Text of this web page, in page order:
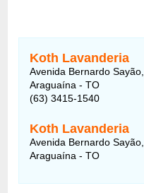
Koth Lavanderia
Avenida Bernardo
Araguaína - TO
(63) 3415-1540
Koth Lavanderia
Avenida Bernardo
Araguaína - TO